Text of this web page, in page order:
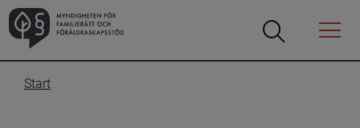
Öppna
Öppna
Menyn
Start